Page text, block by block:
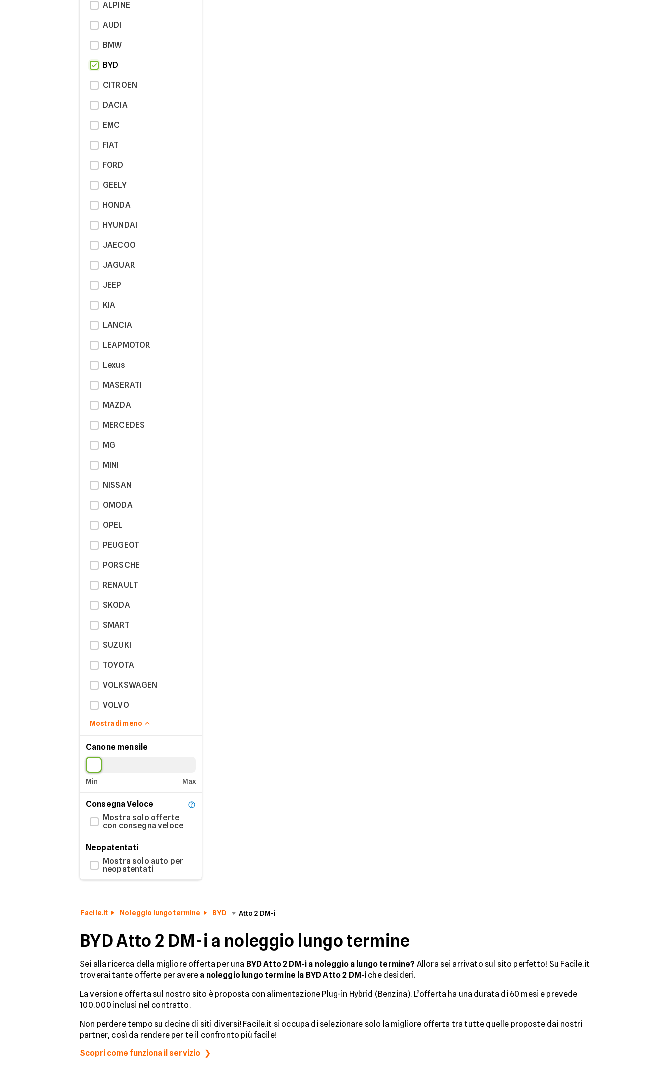
ALPINE
AUDI
BMW
BYD
CITROEN
DACIA
EMC
FIAT
FORD
GEELY
HONDA
HYUNDAI
JAECOO
JAGUAR
JEEP
KIA
LANCIA
LEAPMOTOR
Lexus
MASERATI
MAZDA
MERCEDES
MG
MINI
NISSAN
OMODA
OPEL
PEUGEOT
PORSCHE
RENAULT
SKODA
SMART
SUZUKI
TOYOTA
VOLKSWAGEN
VOLVO
Mostra di meno
Canone mensile
Min Max
Consegna Veloce
Mostra solo offerte
con consegna veloce
Neopatentati
Mostra solo auto per
neopatentati
Facile.it Noleggio lungo termine BYD Atto 2 DM-i
BYD Atto 2 DM-i a noleggio lungo termine
Sei alla ricerca della migliore offerta per una BYD Atto 2 DM-i a noleggio a lungo termine? Allora sei arrivato sul sito perfetto! Su Facile.it
troverai tante offerte per avere a noleggio lungo termine la BYD Atto 2 DM-i che desideri.
La versione offerta sul nostro sito è proposta con alimentazione Plug-in Hybrid (Benzina). L’offerta ha una durata di 60 mesi e prevede
100.000 inclusi nel contratto.
Non perdere tempo su decine di siti diversi! Facile.it si occupa di selezionare solo la migliore offerta tra tutte quelle proposte dai nostri
partner, così da rendere per te il confronto più facile!
Scopri come funziona il servizio